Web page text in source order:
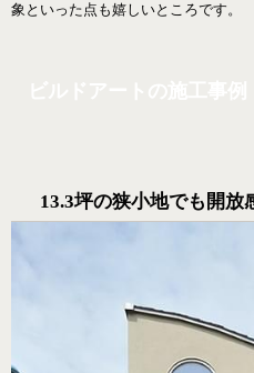
象といった点も嬉しいところです。
13.3坪の狭小地でも開放